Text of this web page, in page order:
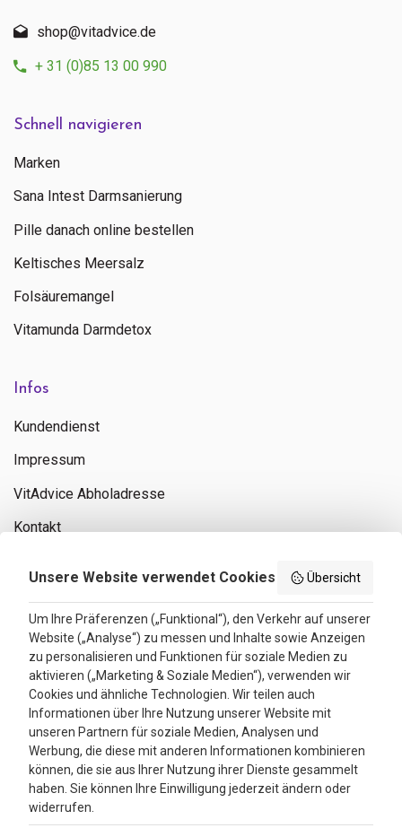
Schnell navigieren
Marken
Sana Intest Darmsanierung
Pille danach online bestellen
Keltisches Meersalz
Folsäuremangel
Vitamunda Darmdetox
Infos
Kundendienst
Impressum
VitAdvice Abholadresse
Kontakt
Bewertungen
4.3
Google Reviews
shop@vitadvice.de
+ 31 (0)85 13 00 990
Unsere Website verwendet Cookies Übersicht
Um Ihre Präferenzen („Funktional“), den Verkehr auf unserer
Website („Analyse“) zu messen und Inhalte sowie Anzeigen
zu personalisieren und Funktionen für soziale Medien zu
aktivieren („Marketing & Soziale Medien“), verwenden wir
Cookies und ähnliche Technologien. Wir teilen auch
Informationen über Ihre Nutzung unserer Website mit
unseren Partnern für soziale Medien, Analysen und
Werbung, die diese mit anderen Informationen kombinieren
können, die sie aus Ihrer Nutzung ihrer Dienste gesammelt
haben. Sie können Ihre Einwilligung jederzeit ändern oder
widerrufen.